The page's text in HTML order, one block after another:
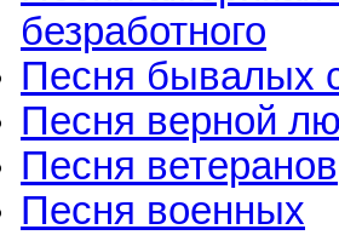
безработного
Песня бывалых
Песня верной
Песня ветеранов
Песня военных